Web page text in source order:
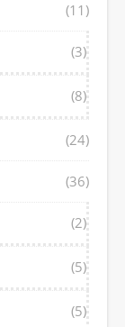
(11)
(3)
(8)
(24)
(36)
(2)
(5)
(5)